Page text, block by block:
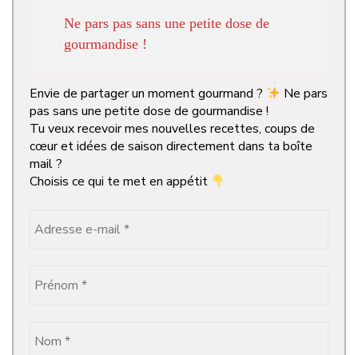
Ne pars pas sans une petite dose de
gourmandise !
Envie de partager un moment gourmand ?
Ne pars
pas sans une petite dose de gourmandise !
Tu veux recevoir mes nouvelles recettes, coups de
cœur et idées de saison directement dans ta boîte
mail ?
Choisis ce qui te met en appétit